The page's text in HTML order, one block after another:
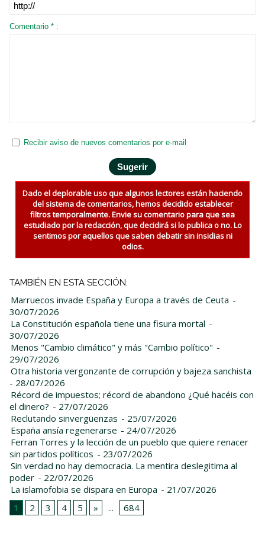
Comentario * :
Recibir aviso de nuevos comentarios por e-mail
Dado el deplorable uso que algunos lectores están haciendo
del sistema de comentarios, hemos decidido establecer
filtros temporalmente. Envie su comentario para que sea
estudiado por la redacción, que decidirá si lo publica o no. Lo
sentimos por aquellos que saben debatir sin insidias ni
odios.
TAMBIÉN EN ESTA SECCIÓN:
Marruecos invade España y Europa a través de Ceuta -
30/07/2026
La Constitución española tiene una fisura mortal -
30/07/2026
Menos "Cambio climático" y más "Cambio político" -
29/07/2026
Otra historia vergonzante de corrupción y bajeza sanchista
- 28/07/2026
Récord de impuestos; récord de abandono ¿Qué hacéis con
el dinero? - 27/07/2026
Reclutando sinvergüenzas - 25/07/2026
España ansía regenerarse - 24/07/2026
Ferran Torres y la lección de un pueblo que quiere renacer
sin partidos políticos - 23/07/2026
Sin verdad no hay democracia. La mentira deslegitima al
poder - 22/07/2026
La islamofobia se dispara en Europa - 21/07/2026
1
2 3 4 5 » ... 684